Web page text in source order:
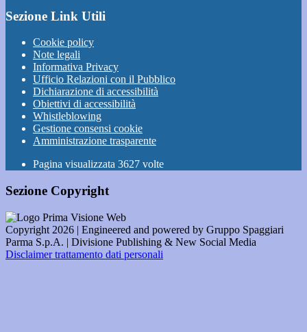
Sezione Link Utili
Cookie policy
Note legali
Informativa Privacy
Ufficio Relazioni con il Pubblico
Dichiarazione di accessibilità
Obiettivi di accessibilità
Whistleblowing
Gestione consensi cookie
Amministrazione trasparente
Pagina visualizzata 3627 volte
Sezione Copyright
Copyright 2026 | Engineered and powered by Gruppo Spaggiari
Parma S.p.A. | Divisione Publishing & New Social Media
Disclaimer trattamento dati personali